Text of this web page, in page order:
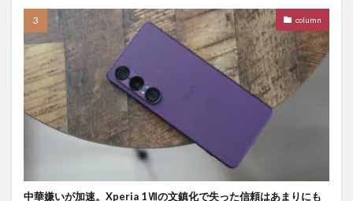
column
中華嫌いが加速。Xperia 1Ⅶの文鎮化で失った信頼はあまりにも